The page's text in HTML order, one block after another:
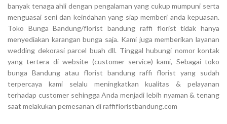
banyak tenaga ahli dengan pengalaman yang cukup mumpuni serta
menguasai seni dan keindahan yang siap memberi anda kepuasan.
Toko Bunga Bandung/florist bandung raffi florist tidak hanya
menyediakan karangan bunga saja. Kami juga memberikan layanan
wedding dekorasi parcel buah dll. Tinggal hubungi nomor kontak
yang tertera di website (customer service) kami, Sebagai toko
bunga Bandung atau florist bandung raffi florist yang sudah
terpercaya kami selalu meningkatkan kualitas & pelayanan
terhadap customer sehingga Anda menjadi lebih nyaman & tenang
saat melakukan pemesanan di raffifloristbandung.com